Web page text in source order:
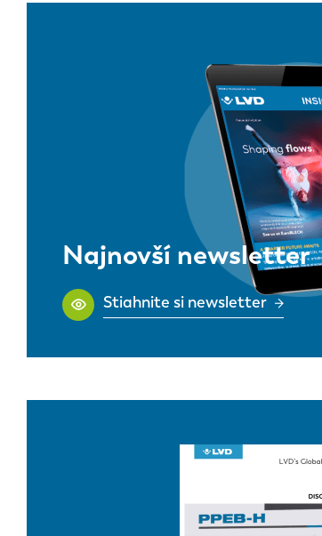
Najnovší newsletter
Stiahnite si newsletter